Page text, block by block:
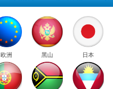
欧洲 黑山 日本